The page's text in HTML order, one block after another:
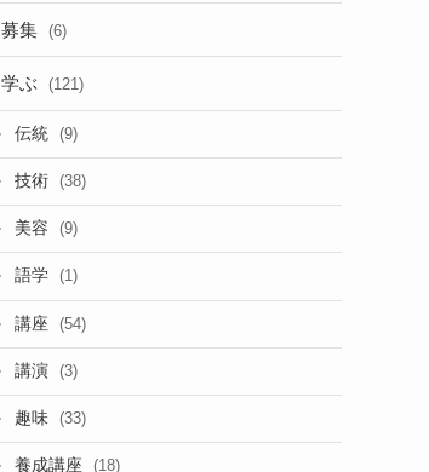
募集 (6)
学ぶ (121)
伝統 (9)
技術 (38)
美容 (9)
語学 (1)
講座 (54)
講演 (3)
趣味 (33)
養成講座 (18)